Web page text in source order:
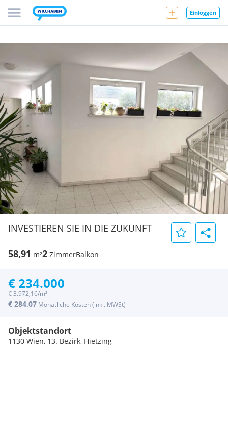
Einloggen
INVESTIEREN SIE IN DIE ZUKUNFT
58,91 m²2 ZimmerBalkon
€ 234.000
€ 3.972,16/m²
€ 284,07 Monatliche Kosten (inkl. MWSt)
Objektstandort
1130 Wien, 13. Bezirk, Hietzing